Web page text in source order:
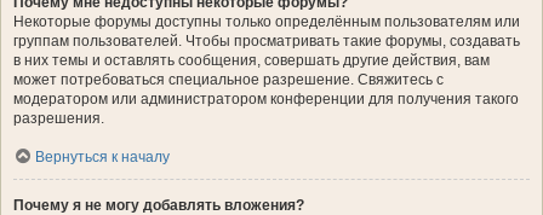
Некоторые форумы доступны только определённым пользователям или
группам пользователей. Чтобы просматривать такие форумы, создавать
в них темы и оставлять сообщения, совершать другие действия, вам
может потребоваться специальное разрешение. Свяжитесь с
модератором или администратором конференции для получения такого
разрешения.
Вернуться к началу
Почему я не могу добавлять вложения?